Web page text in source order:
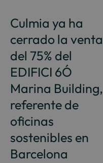
Culmia ya ha
cerrado la venta
del 75% del
EDIFICI 6Ó
Marina Building,
referente de
oficinas
sostenibles en
Barcelona